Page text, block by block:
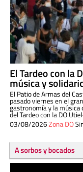
El Tardeo con la
música y
El Patio de Armas del
pasado viernes en el
gastronomía y la música
del Tardeo con la DO
03/08/2026Zona DO
A sorbos y bocados